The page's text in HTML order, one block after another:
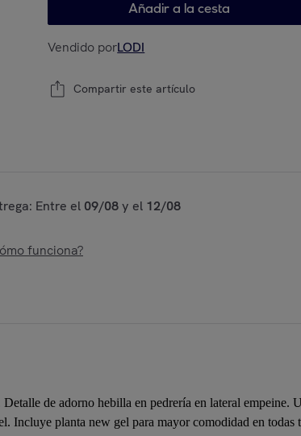
Añadir a la cesta
Vendido porLODI
Compartir este artículo
Entre el 09/08y el 12/08
funciona?
de adorno hebilla en pedrería en lateral empeine.
Incluye planta new gel para mayor comodidad en todas